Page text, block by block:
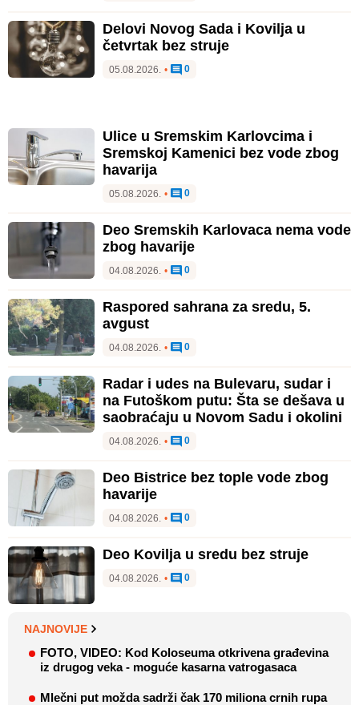
Delovi Novog Sada i Kovilja u
četvrtak bez struje
05.08.2026. • 0
Ulice u Sremskim Karlovcima i
Sremskoj Kamenici bez vode zbog
havarija
05.08.2026. • 0
Deo Sremskih Karlovaca nema vode
zbog havarije
04.08.2026. • 0
Raspored sahrana za sredu, 5.
avgust
04.08.2026. • 0
Radar i udes na Bulevaru, sudar i
na Futoškom putu: Šta se dešava u
saobraćaju u Novom Sadu i okolini
04.08.2026. • 0
Deo Bistrice bez tople vode zbog
havarije
04.08.2026. • 0
Deo Kovilja u sredu bez struje
04.08.2026. • 0
NAJNOVIJE
FOTO, VIDEO: Kod Koloseuma otkrivena građevina
iz drugog veka - moguće kasarna vatrogasaca
Mlečni put možda sadrži čak 170 miliona crnih rupa